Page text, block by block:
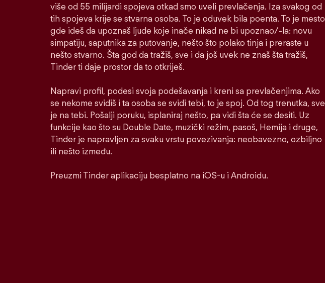
više od 55 milijardi spojeva otkad smo uveli prevlačenja. Iza svakog od
tih spojeva krije se stvarna osoba. To je oduvek bila poenta. To je mesto
gde ideš da upoznaš ljude koje inače nikad ne bi upoznao/-la: novu
simpatiju, saputnika za putovanje, nešto što polako tinja i preraste u
nešto stvarno. Šta god da tražiš, sve i da još uvek ne znaš šta tražiš,
Tinder ti daje prostor da to otkriješ.
Napravi profil, podesi svoja podešavanja i kreni sa prevlačenjima. Ako
se nekome svidiš i ta osoba se svidi tebi, to je spoj. Od tog trenutka, sve
je na tebi. Pošalji poruku, isplaniraj nešto, pa vidi šta će se desiti. Uz
funkcije kao što su Double Date, muzički režim, pasoš, Hemija i druge,
Tinder je napravljen za svaku vrstu povezivanja: neobavezno, ozbiljno
ili nešto između.
Preuzmi Tinder aplikaciju besplatno na iOS-u i Androidu.